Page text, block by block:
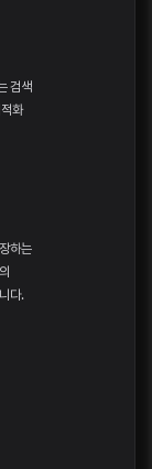
검색
화
하는
다.